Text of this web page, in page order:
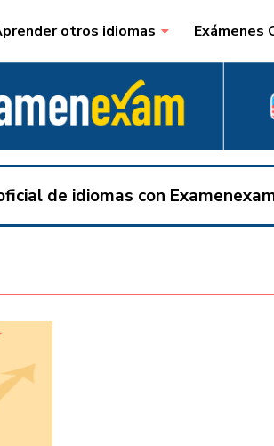
otros idiomas Exámenes
de idiomas con